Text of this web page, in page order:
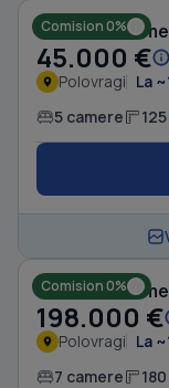
Comision 0%
Casă cu 5
45.000 €
Polovragi La
5 camere
Comision 0%
Casă cu 7
198.000 €
Polovragi La
7 camere